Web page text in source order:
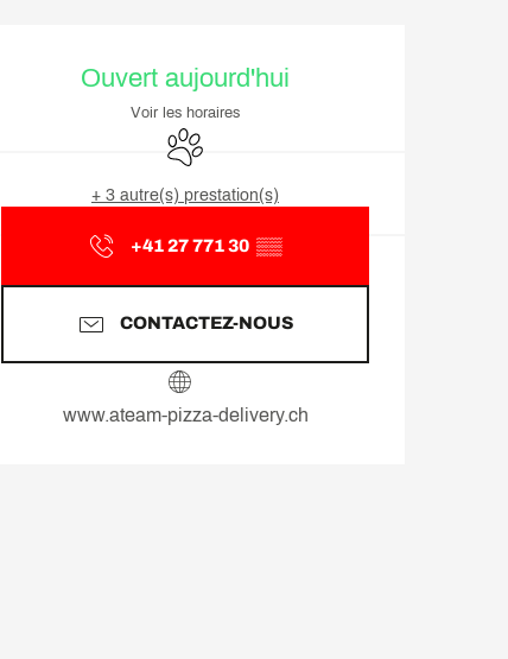
Ouvert aujourd'hui
Voir les horaires
Animaux acceptés
+ 3 autre(s) prestation(s)
+41 27 771 30 ▒▒
CONTACTEZ-NOUS
www.ateam-pizza-delivery.ch